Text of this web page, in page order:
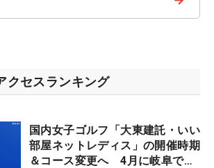
クセスランキング
国内女子ゴルフ「大東建託・いい
部屋ネットレディス」の開催時期
＆コース変更へ 4月に岐阜で開